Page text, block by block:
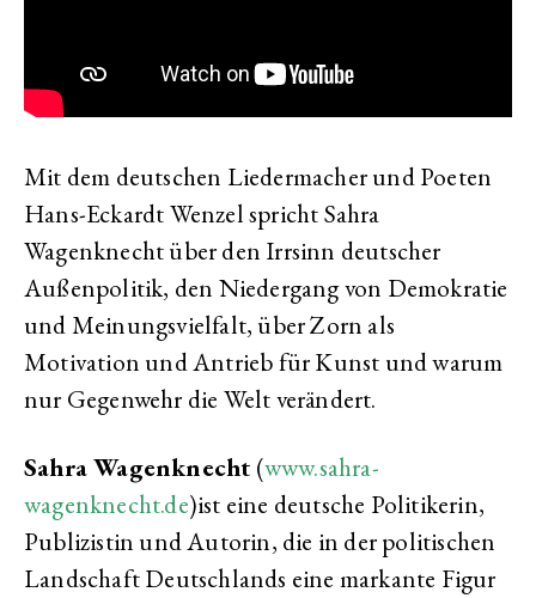
Mit dem deutschen Liedermacher und Poeten
Hans-Eckardt Wenzel spricht Sahra
Wagenknecht über den Irrsinn deutscher
Außenpolitik, den Niedergang von Demokratie
und Meinungsvielfalt, über Zorn als
Motivation und Antrieb für Kunst und warum
nur Gegenwehr die Welt verändert.
Sahra Wagenknecht (www.sahra-
wagenknecht.de)ist eine deutsche Politikerin,
Publizistin und Autorin, die in der politischen
Landschaft Deutschlands eine markante Figur